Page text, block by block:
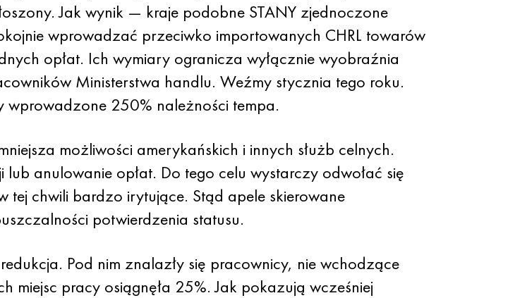
Jak wynik — kraje podobne STANY zjednoczone
wprowadzać przeciwko importowanych CHRL towarów
opłat. Ich wymiary ogranicza wyłącznie wyobraźnia
Ministerstwa handlu. Weźmy stycznia tego roku.
wprowadzone 250% należności tempa.
możliwości amerykańskich i innych służb celnych.
lub anulowanie opłat. Do tego celu wystarczy odwołać się
chwili bardzo irytujące. Stąd apele skierowane
potwierdzenia statusu.
Pod nim znalazły się pracownicy, nie wchodzące
pracy osiągnęła 25%. Jak pokazują wcześniej